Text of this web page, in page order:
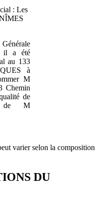
: Les
il a été
au 133
à
M
Chemin
de
de M
varier selon la composition
DU